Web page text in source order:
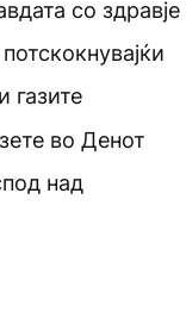
со здравје
газите
во Денот
над